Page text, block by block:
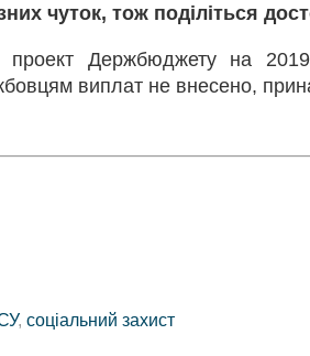
чуток, тож поділіться
Держбюджету на
виплат не внесено,
, соціальний захист